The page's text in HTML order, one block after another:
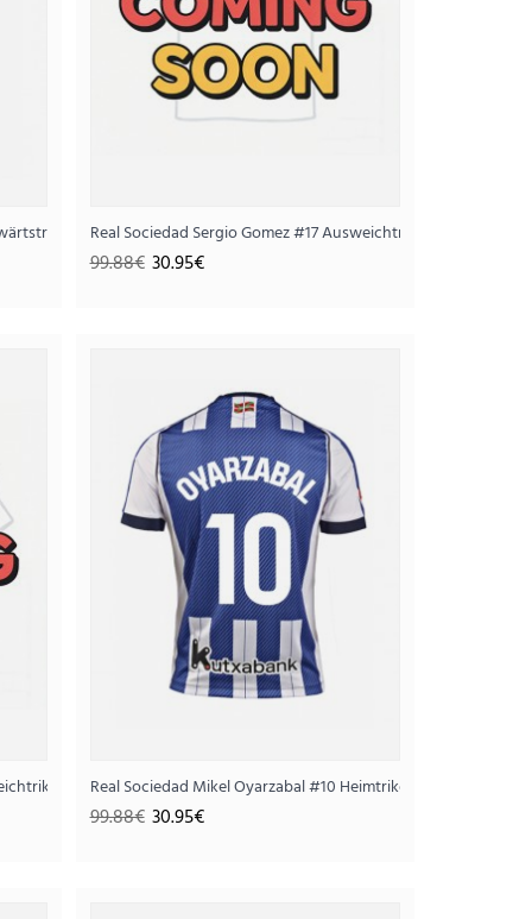
2025-26 Kurzarm
Real Sociedad Sergio Gomez #17 Ausweichtrikot 2025-26
99.88€ 30.95€
2025-26 Kurzarm
Real Sociedad Mikel Oyarzabal #10 Heimtrikot 2025-26
99.88€ 30.95€